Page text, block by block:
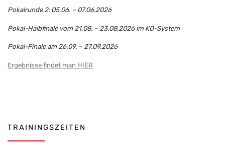
Pokalrunde 2: 05.06. – 07.06.2026
Pokal-Halbfinale vom 21.08. – 23.08.2026 im KO-System
Pokal-Finale am 26.09. – 27.09.2026
Ergebnisse findet man HIER
TRAININGSZEITEN